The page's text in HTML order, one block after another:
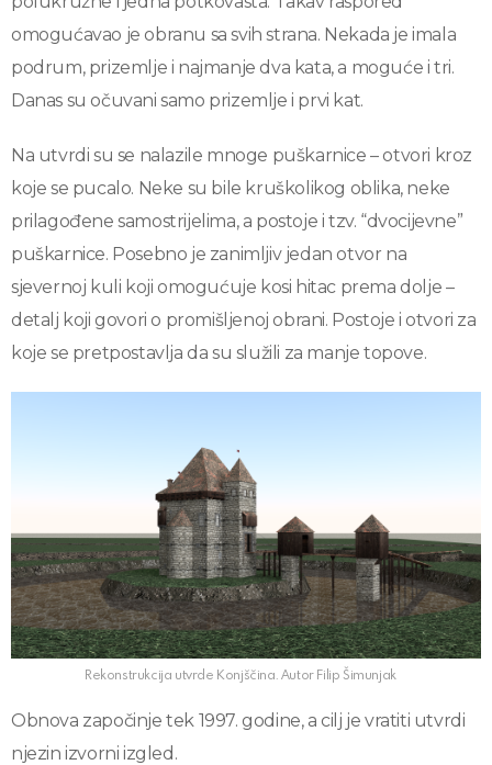
omogućavao je obranu sa svih strana. Nekada je imala
podrum, prizemlje i najmanje dva kata, a moguće i tri.
Danas su očuvani samo prizemlje i prvi kat.
Na utvrdi su se nalazile mnoge puškarnice – otvori kroz
koje se pucalo. Neke su bile kruškolikog oblika, neke
prilagođene samostrijelima, a postoje i tzv. “dvocijevne”
puškarnice. Posebno je zanimljiv jedan otvor na
sjevernoj kuli koji omogućuje kosi hitac prema dolje –
detalj koji govori o promišljenoj obrani. Postoje i otvori za
koje se pretpostavlja da su služili za manje topove.
Rekonstrukcija utvrde Konjščina. Autor Filip Šimunjak
Obnova započinje tek 1997. godine, a cilj je vratiti utvrdi
njezin izvorni izgled.